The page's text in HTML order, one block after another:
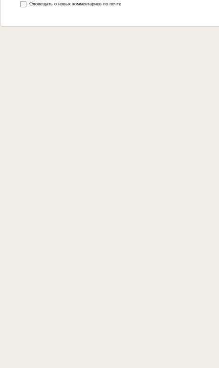
Оповещать о новых комментариев по почте